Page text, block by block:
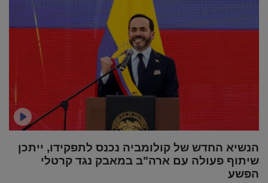
הנשיא החדש של קולומביה נכנס לתפקידו, ייתכן
שיתוף פעולה עם ארה"ב במאבק נגד קרטלי
הפשע